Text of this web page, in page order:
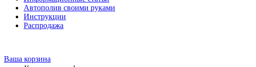
Автополив своими руками
Инструкции
Распродажа
Ваша корзина